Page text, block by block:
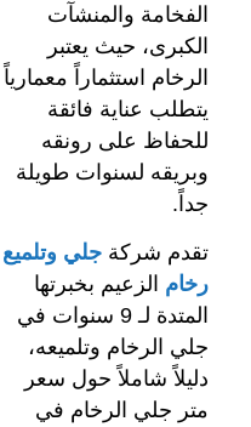
الفخامة والمنشآت
الكبرى، حيث يعتبر
الرخام استثماراً معمارياً
يتطلب عناية فائقة
للحفاظ على رونقه
وبريقه لسنوات طويلة
جداً.
تقدم شركة جلي وتلميع
رخام الزعيم بخبرتها
المتدة لـ 9 سنوات في
جلي الرخام وتلميعه،
دليلاً شاملاً حول سعر
متر جلي الرخام في